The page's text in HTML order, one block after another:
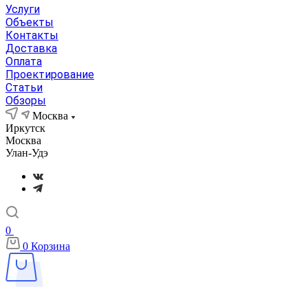
Услуги
Объекты
Контакты
Доставка
Оплата
Проектирование
Статьи
Обзоры
Москва
Иркутск
Москва
Улан-Удэ
0
0 Корзина